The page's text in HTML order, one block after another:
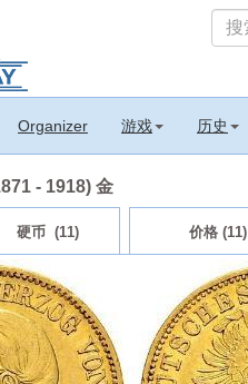
Organizer 游戏 历史
- 1918) 金
硬币 (11) 价格 (11)